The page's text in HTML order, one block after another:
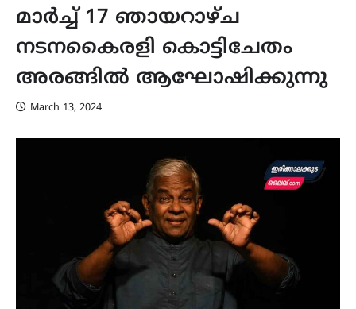
മാർച്ച് 17 ഞായറാഴ്ച
നടനകൈരളി കൊട്ടിചേതം
അരങ്ങിൽ ആഘോഷിക്കുന്നു
March 13, 2024